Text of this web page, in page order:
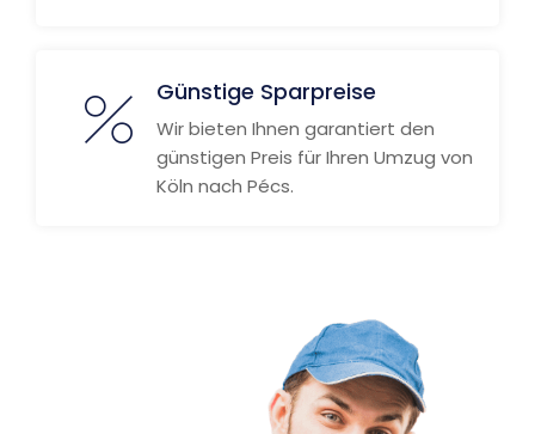
Günstige Sparpreise
Wir bieten Ihnen garantiert den
günstigen Preis für Ihren Umzug von
Köln nach Pécs.